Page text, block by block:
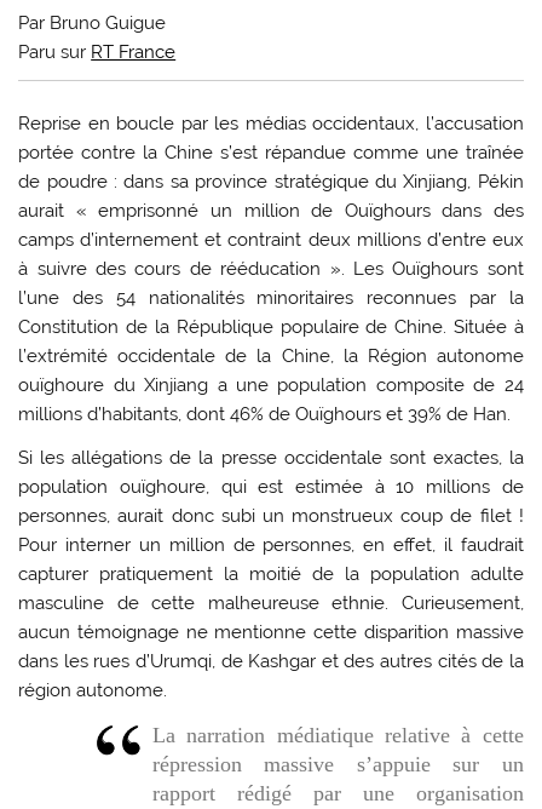
Par Bruno Guigue
Paru sur RT France
Reprise en boucle par les médias occidentaux, l’accusation
portée contre la Chine s’est répandue comme une traînée
de poudre : dans sa province stratégique du Xinjiang, Pékin
aurait « emprisonné un million de Ouïghours dans des
camps d’internement et contraint deux millions d’entre eux
à suivre des cours de rééducation ». Les Ouïghours sont
l’une des 54 nationalités minoritaires reconnues par la
Constitution de la République populaire de Chine. Située à
l’extrémité occidentale de la Chine, la Région autonome
ouïghoure du Xinjiang a une population composite de 24
millions d’habitants, dont 46% de Ouïghours et 39% de Han.
Si les allégations de la presse occidentale sont exactes, la
population ouïghoure, qui est estimée à 10 millions de
personnes, aurait donc subi un monstrueux coup de filet !
Pour interner un million de personnes, en effet, il faudrait
capturer pratiquement la moitié de la population adulte
masculine de cette malheureuse ethnie. Curieusement,
aucun témoignage ne mentionne cette disparition massive
dans les rues d’Urumqi, de Kashgar et des autres cités de la
région autonome.
La narration médiatique relative à cette
répression massive s’appuie sur un
rapport rédigé par une organisation